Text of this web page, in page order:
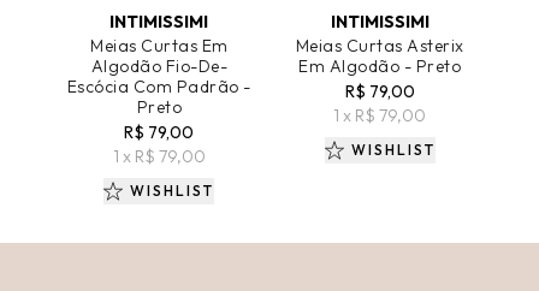
INTIMISSIMI
Meias Curtas Em
Algodão Fio-De-
Escócia Com Padrão -
Preto
R$ 79,00
1 x R$ 79,00
WISHLIST
INTIMISSIMI
Meias Curtas Asterix
Em Algodão - Preto
R$ 79,00
1 x R$ 79,00
WISHLIST